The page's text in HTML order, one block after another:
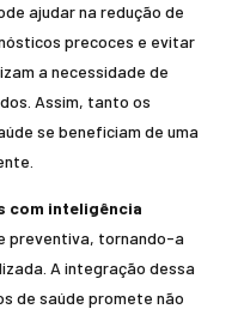
ajudar na redução de
precoces e evitar
a necessidade de
Assim, tanto os
se beneficiam de uma
com inteligência
preventiva, tornando-a
A integração dessa
de saúde promete não